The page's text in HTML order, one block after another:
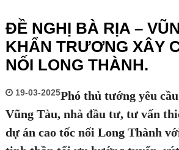
ĐỀ NGHỊ BÀ RỊA –
KHẨN TRƯƠNG XÂY
NỐI LONG THÀNH.
19-03-2025Phó thủ tướng yêu
Vũng Tàu, nhà đầu tư, tư vấn
dự án cao tốc nối Long Thành